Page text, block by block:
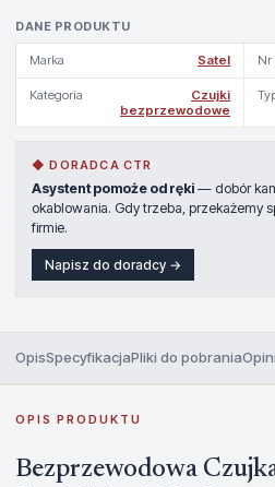
DANE PRODUKTU
Marka Satel Nr
Kategoria
Czujki
bezprzewodowe
◆ DORADCA CTR
Asystent pomoże od ręki — dobór
okablowania. Gdy trzeba, przekażemy
firmie.
Napisz do doradcy →
OpisSpecyfikacjaPliki do pobrania
OPIS PRODUKTU
Bezprzewodowa